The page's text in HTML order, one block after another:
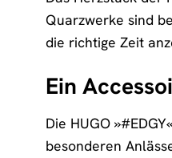
Quarzwerke sind
die richtige Zeit
Ein
Die HUGO
besonderen